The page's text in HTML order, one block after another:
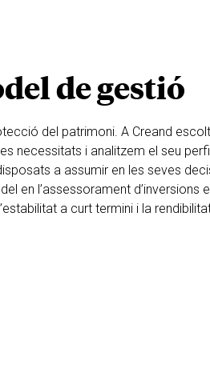
de gestió
del patrimoni. A Creand
necessitats i analitzem el seu
a assumir en les seves
en l’assessorament d’inversions
a curt termini i la